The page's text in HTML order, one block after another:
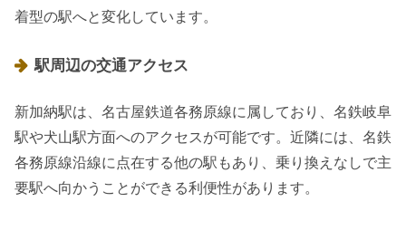
着型の駅へと変化しています。
駅周辺の交通アクセス
新加納駅は、名古屋鉄道各務原線に属しており、名鉄岐阜
駅や犬山駅方面へのアクセスが可能です。近隣には、名鉄
各務原線沿線に点在する他の駅もあり、乗り換えなしで主
要駅へ向かうことができる利便性があります。